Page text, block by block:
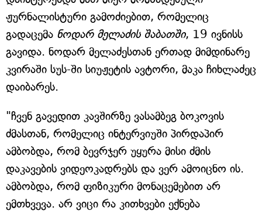
ჟურნალისტური გამოძიებით, რომელიც
გადაცემა ნოდარ მელაძის შაბათში, 19 ივნისს
გავიდა. ნოდარ მელაძესთან ერთად მიმდინარე
კვირაში სუს-ში სიუჟეტის ავტორი, მაკა ჩიხლაძეც
დაიბარეს.
"ჩვენ გავედით კავშირზე ვასამბეგ ბოკოვის
ძმასთან, რომელიც ინტერვიუში პირდაპირ
ამბობდა, რომ ბევრჯერ უყურა მისი ძმის
დაკავების ვიდეოკადრებს და ვერ ამოიცნო ის.
ამბობდა, რომ ფიზიკური მონაცემებით არ
ემთხვევა. არ ვიცი რა კითხვები ექნება